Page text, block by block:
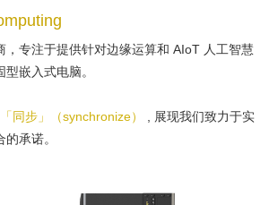
，专注于提供针对边缘运算和 AIoT 人工智慧
嵌入式电脑。
「同步」（synchronize）
, 展现我们致力于实
承诺。